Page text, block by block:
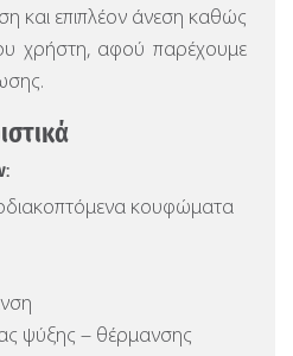
και επιπλέον άνεση καθώς
χρήστη, αφού παρέχουμε
κουφώματα
ψύξης – θέρμανσης